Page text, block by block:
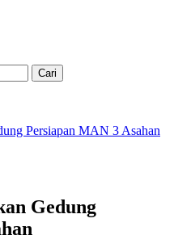
Persiapan MAN 3 Asahan
Gedung